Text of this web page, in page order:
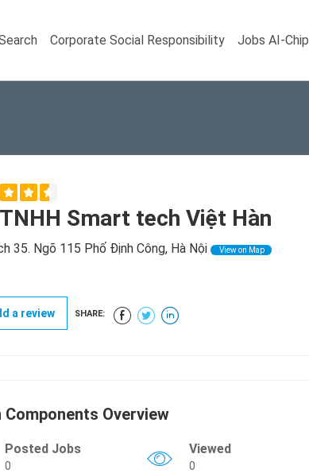
Corporate Social Responsibility Jobs AI-Chip
Smart tech Việt Hàn
35. Ngõ 115 Phố Định Công, Hà Nội View on Map
a review SHARE:
Overview
Posted Jobs
0
Viewed
0